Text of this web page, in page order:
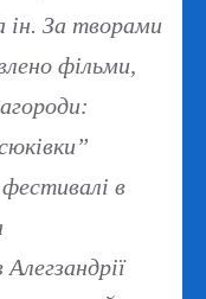
ін. За творами
фільми,
в